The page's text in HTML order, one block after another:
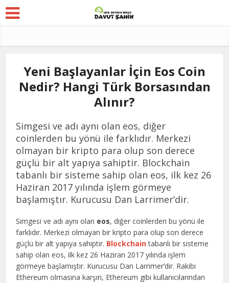
Yeni Başlayanlar İçin Eos Coin
Nedir? Hangi Türk Borsasından
Alınır?
Simgesi ve adı aynı olan eos, diğer
coinlerden bu yönü ile farklıdır. Merkezi
olmayan bir kripto para olup son derece
güçlü bir alt yapıya sahiptir. Blockchain
tabanlı bir sisteme sahip olan eos, ilk kez 26
Haziran 2017 yılında işlem görmeye
başlamıştır. Kurucusu Dan Larrimer’dir.
Simgesi ve adı aynı olan eos, diğer coinlerden bu yönü ile
farklıdır. Merkezi olmayan bir kripto para olup son derece
güçlü bir alt yapıya sahiptir. Blockchaintabanlı bir sisteme
sahip olan eos, ilk kez 26 Haziran 2017 yılında işlem
görmeye başlamıştır. Kurucusu Dan Larrimer’dir. Rakibi
Ethereum olmasına karşın, Ethereum gibi kullanıcılarından